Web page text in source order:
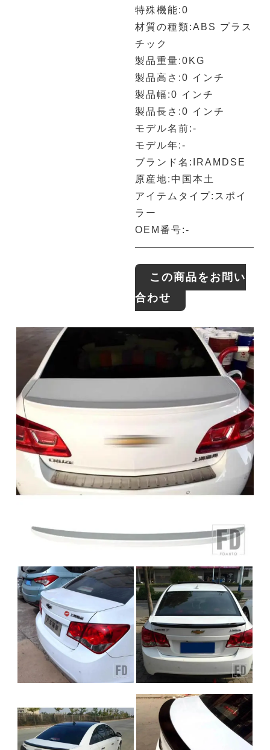
特殊機能:0
材質の種類:ABS プラス
チック
製品重量:0KG
製品高さ:0 インチ
製品幅:0 インチ
製品長さ:0 インチ
モデル名前:-
モデル年:-
ブランド名:IRAMDSE
原産地:中国本土
アイテムタイプ:スポイ
ラー
OEM番号:-
この商品をお問い
合わせ